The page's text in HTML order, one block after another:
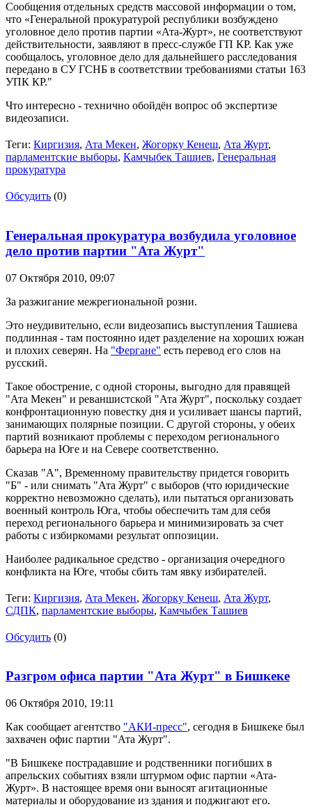
Сообщения отдельных средств массовой информации о том,
что «Генеральной прокуратурой республики возбуждено
уголовное дело против партии «Ата-Журт», не соответствуют
действительности, заявляют в пресс-службе ГП КР. Как уже
сообщалось, уголовное дело для дальнейшего расследования
передано в СУ ГСНБ в соответствии требованиями статьи 163
УПК КР."
Что интересно - технично обойдён вопрос об экспертизе
видеозаписи.
Теги: Киргизия, Ата Мекен, Жогорку Кенеш, Ата Журт,
парламентские выборы, Камчыбек Ташиев, Генеральная
прокуратура
Обсудить (0)
Генеральная прокуратура возбудила уголовное
дело против партии "Ата Журт"
07 Октября 2010, 09:07
За разжигание межрегиональной розни.
Это неудивительно, если видеозапись выступления Ташиева
подлинная - там постоянно идет разделение на хороших южан
и плохих северян. На "Фергане" есть перевод его слов на
русский.
Такое обострение, с одной стороны, выгодно для правящей
"Ата Мекен" и реваншистской "Ата Журт", поскольку создает
конфронтационную повестку дня и усиливает шансы партий,
занимающих полярные позиции. С другой стороны, у обеих
партий возникают проблемы с переходом регионального
барьера на Юге и на Севере соответственно.
Сказав "А", Временному правительству придется говорить
"Б" - или снимать "Ата Журт" с выборов (что юридические
корректно невозможно сделать), или пытаться организовать
военный контроль Юга, чтобы обеспечить там для себя
переход регионального барьера и минимизировать за счет
работы с избиркомами результат оппозиции.
Наиболее радикальное средство - организация очередного
конфликта на Юге, чтобы сбить там явку избирателей.
Теги: Киргизия, Ата Мекен, Жогорку Кенеш, Ата Журт,
СДПК, парламентские выборы, Камчыбек Ташиев
Обсудить (0)
Разгром офиса партии "Ата Журт" в Бишкеке
06 Октября 2010, 19:11
Как сообщает агентство "АКИ-пресс", сегодня в Бишкеке был
захвачен офис партии "Ата Журт".
"В Бишкеке пострадавшие и родственники погибших в
апрельских событиях взяли штурмом офис партии «Ата-
Журт». В настоящее время они выносят агитационные
материалы и оборудование из здания и поджигают его.